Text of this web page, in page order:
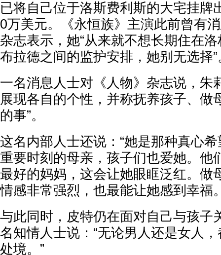
已将自己位于洛斯费利斯的大宅挂牌
0万美元。《永恒族》主演此前曾有
杂志表示，她“从来就不想长期住在洛
布拉德之间的监护安排，她别无选择”
一名消息人士对《人物》杂志说，朱
展现各自的个性，并称抚养孩子、做
的事”。
这名内部人士还说：“她是那种真心
重要时刻的母亲，孩子们也爱她。他
最好的妈妈，这会让她眼眶泛红。做
情感非常强烈，也最能让她感到幸福
与此同时，皮特仍在面对自己与孩子
名知情人士说：“无论男人还是女人
处境。”